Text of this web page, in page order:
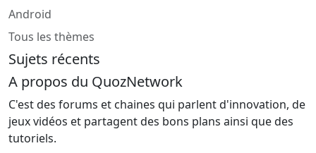
Android
Tous les thèmes
Sujets récents
A propos du QuozNetwork
C'est des forums et chaines qui parlent d'innovation, de
jeux vidéos et partagent des bons plans ainsi que des
tutoriels.